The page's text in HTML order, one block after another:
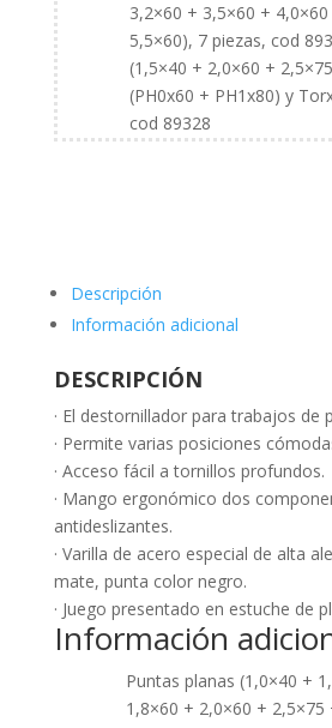
3,2×60 + 3,5×60 +
5,5×60), 7 piezas, cod
(1,5×40 + 2,0×60 +
(PH0x60 + PH1x80) y
cod 89328
Descripción
Información adicional
DESCRIPCIÓN
· El destornillador para trabajos de
· Permite varias posiciones
· Acceso fácil a tornillos profundos.
· Mango ergonómico dos
antideslizantes.
· Varilla de acero especial de alta
mate, punta color negro.
· Juego presentado en estuche de
Información
Puntas planas (1,0×40 +
1,8×60 + 2,0×60 + 2,5×75